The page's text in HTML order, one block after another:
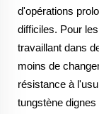
d'opérations
difficiles. Pour
travaillant dans
moins de
résistance à
tungstène